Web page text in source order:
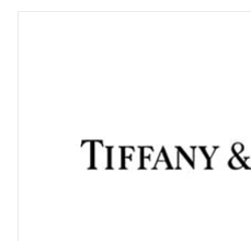
标志网WAP版已上线，手机也能访问